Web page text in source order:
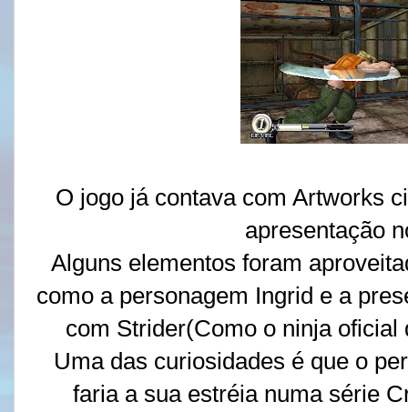
O jogo já contava com Artworks
apresentação
Alguns elementos foram
como a personagem Ingrid e a
com Strider(Como o ninja
Uma das curiosidades é que o
faria a sua estréia numa série